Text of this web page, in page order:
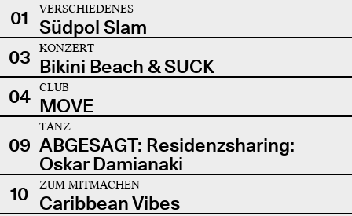
01
VERSCHIEDENES
Südpol Slam
03
KONZERT
Bikini Beach & SUCK
04
CLUB
MOVE
09
TANZ
ABGESAGT: Residenzsharing:
Oskar Damianaki
10
ZUM MITMACHEN
Caribbean Vibes